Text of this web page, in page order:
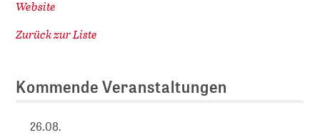
Website
Zurück zur Liste
Kommende Veranstaltungen
26.08.